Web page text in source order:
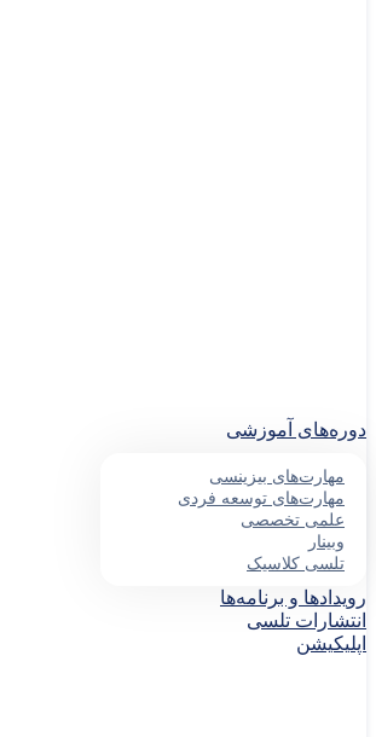
دوره‌های آموزشی
مهارت‌های بیزینسی
مهارت‌های توسعه فردی
علمی تخصصی
وبینار
تلسی کلاسیک
رویدادها و برنامه‌ها
انتشارات تلسی
اپلیکیشن